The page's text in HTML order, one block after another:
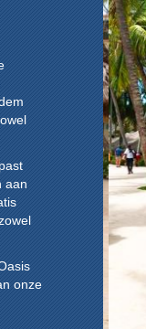
aan
onze